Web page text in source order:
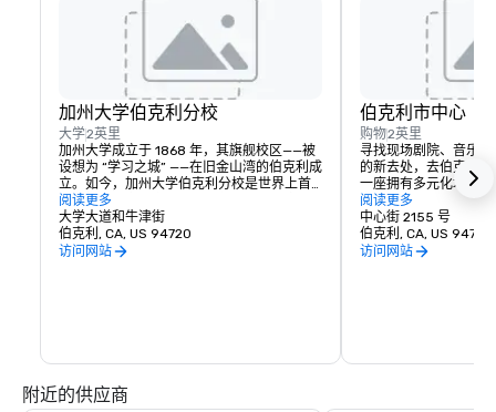
加州大学伯克利分校
大学2英里
加州大学成立于 1868 年，其旗舰校区——被
设想为 “学习之城” ——在旧金山湾的伯克利成
立。如今，加州大学伯克利分校是世界上首
屈一指的公立大学，也是创新的源泉，占地
1,232英亩，中心核心为sylvan 178英亩。加
州熊队的主场！
阅读更多
大学大道和牛津街
伯克利, CA, US 94720
访问网站
伯克利市中心
购物2英里
寻找现场剧院、音乐
的新去处，去伯克利
一座拥有多元化地区
客来到这里是为了文
然后带着他们的想象
挥出他们的想象力、
阅读更多
中心街 2155 号
伯克利, CA, US 94720
访问网站
附近的供应商